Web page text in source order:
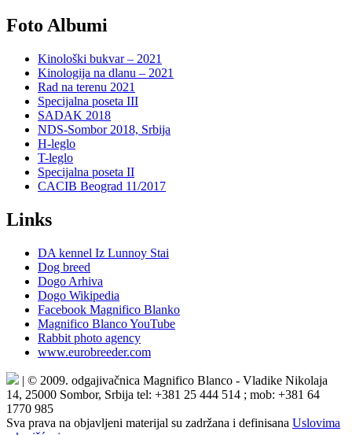
Foto Albumi
Kinološki bukvar – 2021
Kinologija na dlanu – 2021
Rad na terenu 2021
Specijalna poseta III
SADAK 2018
NDS-Sombor 2018, Srbija
H-leglo
T-leglo
Specijalna poseta II
CACIB Beograd 11/2017
Links
DA kennel Iz Lunnoy Stai
Dog breed
Dogo Arhiva
Dogo Wikipedia
Facebook Magnifico Blanko
Magnifico Blanco YouTube
Rabbit photo agency
www.eurobreeder.com
| © 2009. odgajivačnica Magnifico Blanco - Vladike Nikolaja
14, 25000 Sombor, Srbija tel: +381 25 444 514 ; mob: +381 64
1770 985
Sva prava na objavljeni materijal su zadržana i definisana Uslovima